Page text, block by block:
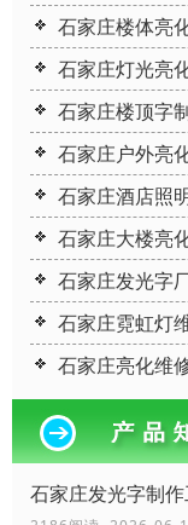
石家庄楼体亮
石家庄灯光亮
石家庄楼顶字
石家庄户外亮
石家庄酒店照
石家庄大楼亮
石家庄发光字
石家庄霓虹灯
石家庄亮化维
石家庄发光字制